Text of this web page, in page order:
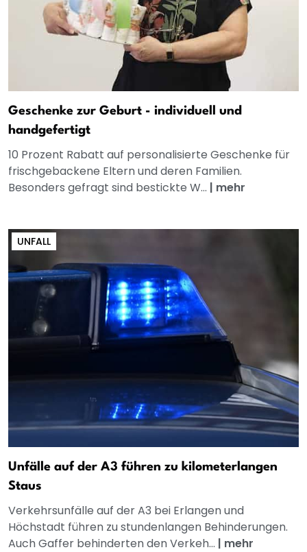
Geschenke zur Geburt - individuell und
handgefertigt
10 Prozent Rabatt auf personalisierte Geschenke für
frischgebackene Eltern und deren Familien.
Besonders gefragt sind bestickte W... | mehr
UNFALL
Unfälle auf der A3 führen zu kilometerlangen
Staus
Verkehrsunfälle auf der A3 bei Erlangen und
Höchstadt führen zu stundenlangen Behinderungen.
Auch Gaffer behinderten den Verkeh... | mehr